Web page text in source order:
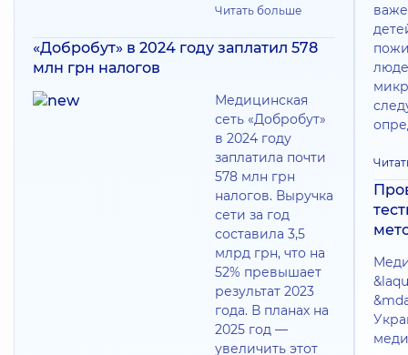
Читать больше
«Добробут» в 2024 году заплатил 578
млн грн налогов
Медицинская
сеть «Добробут»
в 2024 году
заплатила почти
578 млн грн
налогов. Выручка
сети за год
составила 3,5
млрд грн, что на
52% превышает
результат 2023
года. В планах на
2025 год —
увеличить этот